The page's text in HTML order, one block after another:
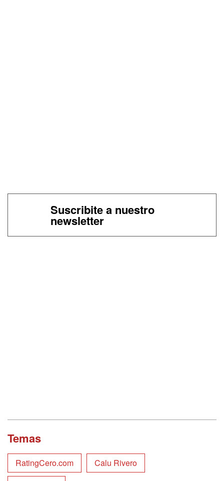
Suscribite a nuestro
newsletter
Temas
RatingCero.com
Calu Rivero